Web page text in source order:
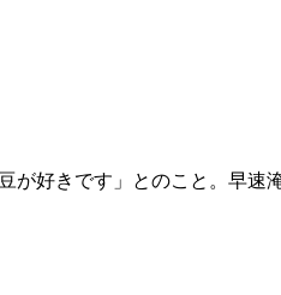
が好きです」とのこと。早速